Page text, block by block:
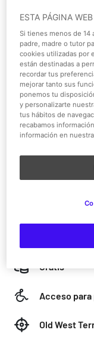
Animación
Sábado
Todos los
Gratis
Acceso
Old West
ESTA PÁGINA
Si tienes menos de 14
padre, madre o tutor
cookies utilizadas por
están destinadas a
recordar tus
mejorar tanto sus
ponemos tu
y personalizarte
tus hábitos de
recabamos
información en